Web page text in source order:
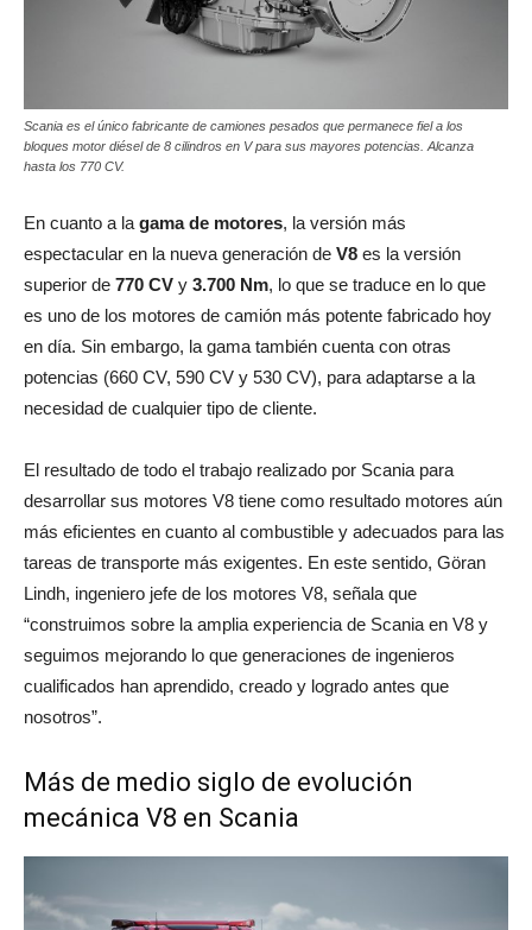
Scania es el único fabricante de camiones pesados que permanece fiel a los
bloques motor diésel de 8 cilindros en V para sus mayores potencias. Alcanza
hasta los 770 CV.
En cuanto a la gama de motores, la versión más
espectacular en la nueva generación de V8 es la versión
superior de 770 CV y 3.700 Nm, lo que se traduce en lo que
es uno de los motores de camión más potente fabricado hoy
en día. Sin embargo, la gama también cuenta con otras
potencias (660 CV, 590 CV y 530 CV), para adaptarse a la
necesidad de cualquier tipo de cliente.
El resultado de todo el trabajo realizado por Scania para
desarrollar sus motores V8 tiene como resultado motores aún
más eficientes en cuanto al combustible y adecuados para las
tareas de transporte más exigentes. En este sentido, Göran
Lindh, ingeniero jefe de los motores V8, señala que
“construimos sobre la amplia experiencia de Scania en V8 y
seguimos mejorando lo que generaciones de ingenieros
cualificados han aprendido, creado y logrado antes que
nosotros”.
Más de medio siglo de evolución
mecánica V8 en Scania